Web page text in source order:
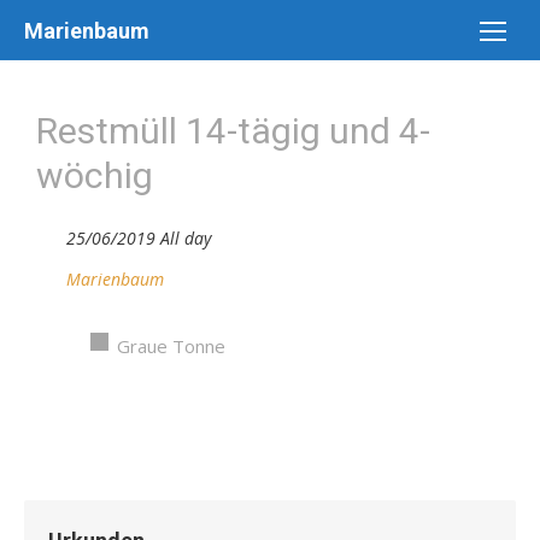
Marienbaum
Restmüll 14-tägig und 4-
wöchig
25/06/2019 All day
Marienbaum
Graue Tonne